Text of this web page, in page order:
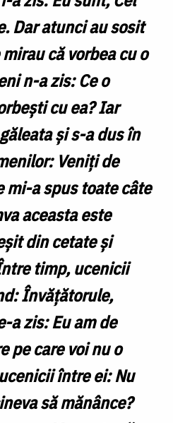
Dar atunci au sosit
că vorbea cu o
n-a zis: Ce o
cu ea? Iar
şi s-a dus în
Veniţi de
mi-a spus toate câte
aceasta este
din cetate şi
timp, ucenicii
Învăţătorule,
a zis: Eu am de
pe care voi nu o
între ei: Nu
să mănânce?